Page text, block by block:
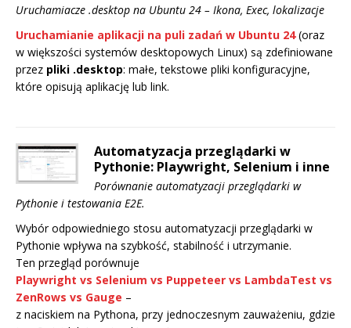
Uruchamiacze .desktop na Ubuntu 24 – Ikona, Exec, lokalizacje
Uruchamianie aplikacji na puli zadań w Ubuntu 24(oraz
w większości systemów desktopowych Linux) są zdefiniowane
przez pliki .desktop: małe, tekstowe pliki konfiguracyjne,
które opisują aplikację lub link.
Automatyzacja przeglądarki w
Pythonie: Playwright, Selenium i inne
Porównanie automatyzacji przeglądarki w
Pythonie i testowania E2E.
Wybór odpowiedniego stosu automatyzacji przeglądarki w
Pythonie wpływa na szybkość, stabilność i utrzymanie.
Ten przegląd porównuje
Playwright vs Selenium vs Puppeteer vs LambdaTest vs
ZenRows vs Gauge –
z naciskiem na Pythona, przy jednoczesnym zauważeniu, gdzie